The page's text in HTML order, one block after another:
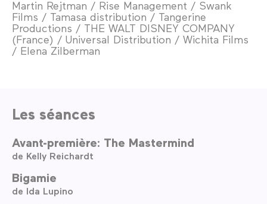
Martin Rejtman / Rise Management / Swank
Films / Tamasa distribution / Tangerine
Productions / THE WALT DISNEY COMPANY
(France) / Universal Distribution / Wichita Films
/ Elena Zilberman
Les séances
Avant-première: The Mastermind
de Kelly Reichardt
Bigamie
de Ida Lupino